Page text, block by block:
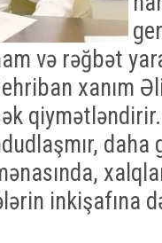
və rəğbət
xanım
daha
inkişafına